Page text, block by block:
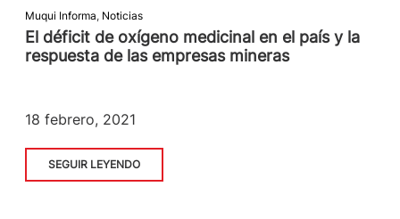
Muqui Informa, Noticias
El déficit de oxígeno medicinal en el país y la
respuesta de las empresas mineras
18 febrero, 2021
SEGUIR LEYENDO